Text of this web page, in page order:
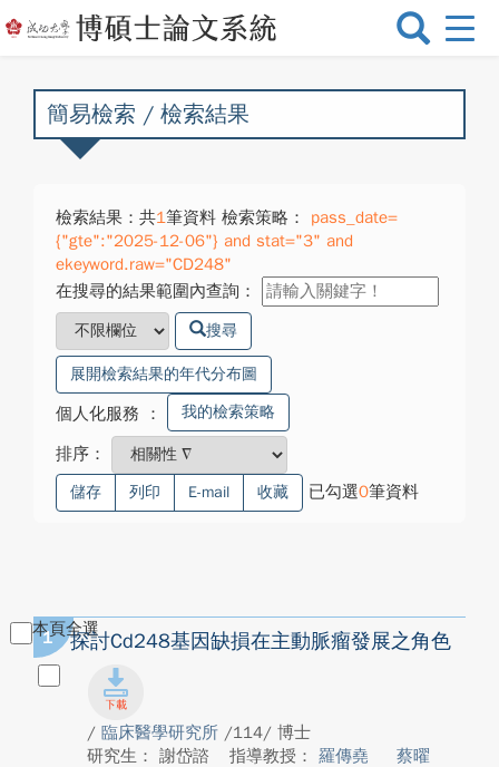
選
換
簡易檢索 / 檢索結果
檢索結果：共1筆資料 檢索策略：
pass_date=
{"gte":"2025-12-06"} and stat="3" and
ekeyword.raw="CD248"
在搜尋的結果範圍內查詢：
搜尋
展開檢索結果的年代分布圖
個人化服務 ： 我的檢索策略
排序：
儲存 列印 E-mail 收藏 已勾選0筆資料
本頁全選
1 探討Cd248基因缺損在主動脈瘤發展之角色
/ 臨床醫學研究所 /114/ 博士
研究生： 謝岱諮
指導教授： 羅傳堯
蔡曜